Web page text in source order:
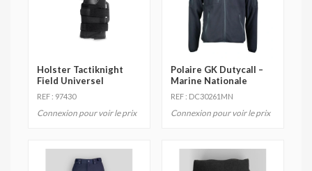
Holster Tactiknight
Field Universel
REF : 97430
Connexion pour voir le prix
Polaire GK Dutycall –
Marine Nationale
REF : DC30261MN
Connexion pour voir le prix